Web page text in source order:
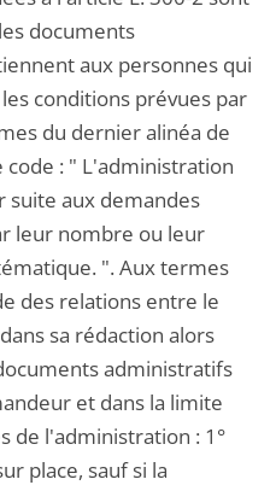
documents
aux personnes qui
conditions prévues par
du dernier alinéa de
: " L'administration
suite aux demandes
leur nombre ou leur
". Aux termes
des relations entre le
sa rédaction alors
administratifs
et dans la limite
de l'administration : 1°
place, sauf si la